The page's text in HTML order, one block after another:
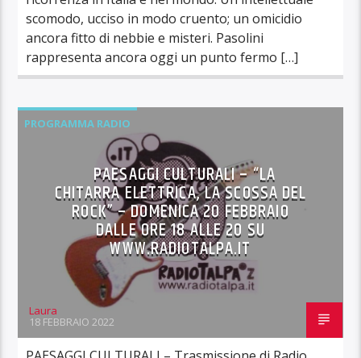
scomodo, ucciso in modo cruento; un omicidio
ancora fitto di nebbie e misteri. Pasolini
rappresenta ancora oggi un punto fermo […]
PROGRAMMA RADIO
PAESAGGI CULTURALI – “LA
CHITARRA ELETTRICA, LA SCOSSA DEL
ROCK” – DOMENICA 20 FEBBRAIO
DALLE ORE 18 ALLE 20 SU
WWW.RADIOTALPA.IT
Laura
18 FEBBRAIO 2022